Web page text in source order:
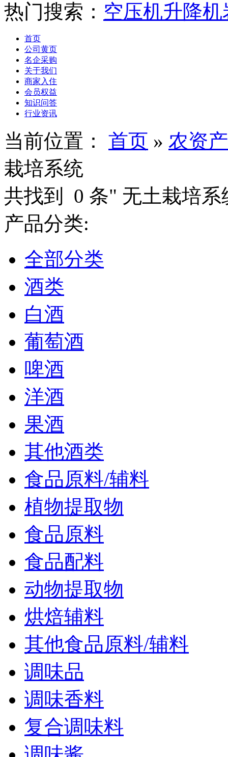
热门搜索： 空压机升降机
首页
公司黄页
名企采购
关于我们
商家入住
会员权益
知识问答
行业资讯
当前位置： 首页 » 农资
栽培系统
共找到
0 条" 无土栽培
产品分类:
全部分类
酒类
白酒
葡萄酒
啤酒
洋酒
果酒
其他酒类
食品原料/辅料
植物提取物
食品原料
食品配料
动物提取物
烘焙辅料
其他食品原料/辅料
调味品
调味香料
复合调味料